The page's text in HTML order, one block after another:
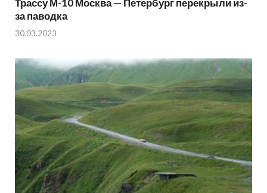
Трассу М-10 Москва — Петербург перекрыли из-
за паводка
30.03.2023